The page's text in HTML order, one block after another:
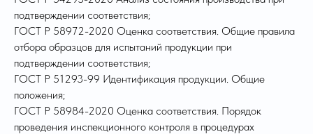
подтверждении соответствия;
ГОСТ Р 58972-2020 Оценка соответствия. Общие правила
отбора образцов для испытаний продукции при
подтверждении соответствия;
ГОСТ Р 51293-99 Идентификация продукции. Общие
положения;
ГОСТ Р 58984-2020 Оценка соответствия. Порядок
проведения инспекционного контроля в процедурах